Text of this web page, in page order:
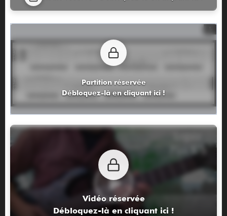
Partition réservée
Débloquez-là en cliquant ici !
Vidéo réservée
Débloquez-là en cliquant ici !